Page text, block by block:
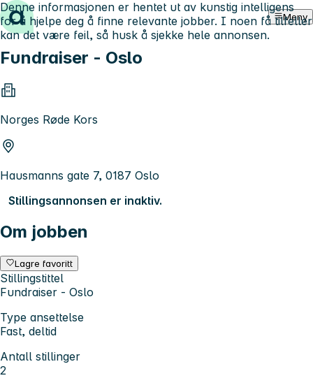
Hopp til innhold Meny
Fundraiser - Oslo
Norges Røde Kors
Hausmanns gate 7, 0187 Oslo
Stillingsannonsen er inaktiv.
Om jobben
Lagre favoritt
Stillingstittel
Fundraiser - Oslo
Type ansettelse
Fast, deltid
Antall stillinger
2
Denne informasjonen er hentet ut av kunstig intelligens
for å hjelpe deg å finne relevante jobber. I noen få tilfeller
kan det være feil, så husk å sjekke hele annonsen.